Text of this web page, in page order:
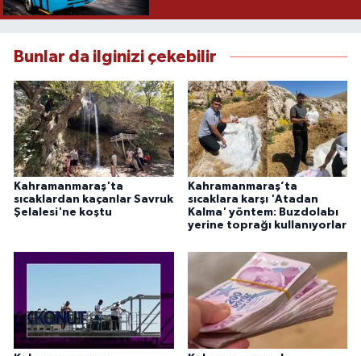
Bunlar da ilginizi çekebilir
Kahramanmaraş'ta
sıcaklardan kaçanlar Savruk
Şelalesi'ne koştu
Kahramanmaraş’ta
sıcaklara karşı 'Atadan
Kalma' yöntem: Buzdolabı
yerine toprağı kullanıyorlar